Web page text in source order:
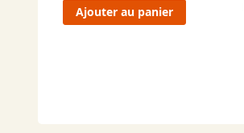
Ajouter au panier